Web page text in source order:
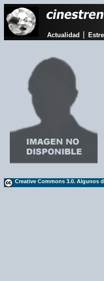
Actualidad
Creative Commons 3.0. Algunos